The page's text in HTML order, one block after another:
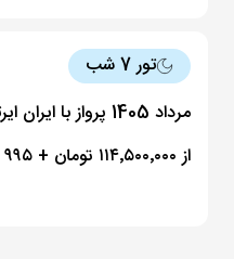
تور 7 شب
مرداد 1405 پرواز با ایران ایرتور
از ۱۱۴٬۵۰۰٬۰۰۰ تومان + ۹۹۵ دلار